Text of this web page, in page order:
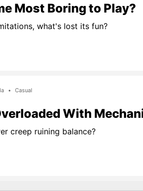
Most Boring to Play?
what's lost its fun?
• Casual
With
creep ruining balance?